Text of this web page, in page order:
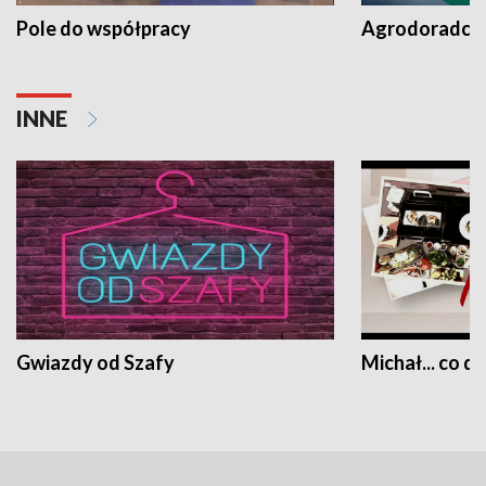
Pole do współpracy Agrodoradcy
INNE
Gwiazdy od Szafy Michał... co